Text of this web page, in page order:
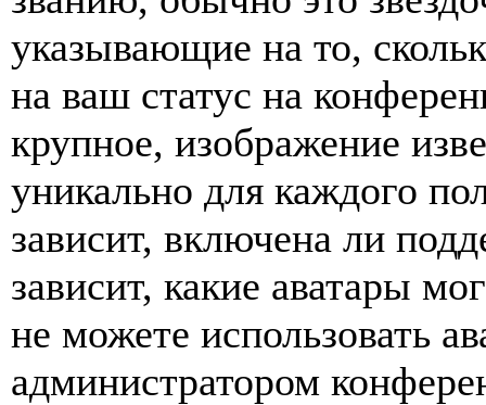
указывающие на то,
на ваш статус на
крупное, изображение
уникально для каждого
зависит, включена ли
зависит, какие аватары
не можете использовать
администратором